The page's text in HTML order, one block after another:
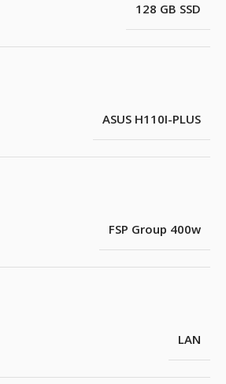
128 GB SSD
ASUS H110I-PLUS
FSP Group 400w
LAN